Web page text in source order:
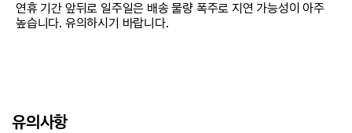
연휴 기간 앞뒤로 일주일은 배송 물량 폭주로 지연 가능성이 아주
높습니다. 유의하시기 바랍니다.
유의사항